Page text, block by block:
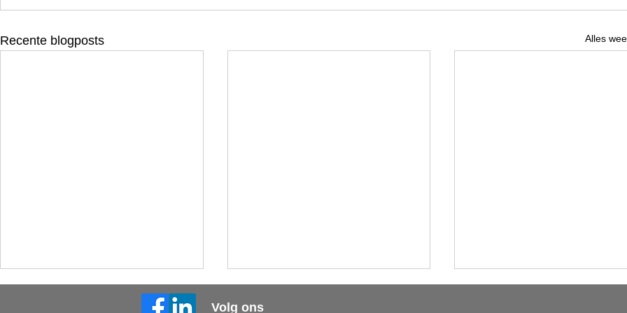
Recente blogposts Alles
Volg ons